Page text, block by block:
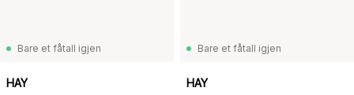
Bare et fåtall igjen
HAY
Bare et fåtall igjen
HAY